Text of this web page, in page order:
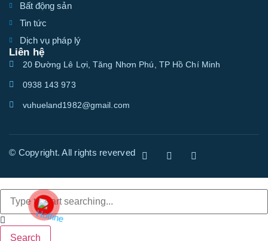
Bất động sản
Tin tức
Dịch vụ pháp lý
Liên hệ
20 Đường Lê Lợi, Tăng Nhơn Phú, TP Hồ Chí Minh
0938 143 973
vuhueland1982@gmail.com
© Copyright. All rights reverved
Search